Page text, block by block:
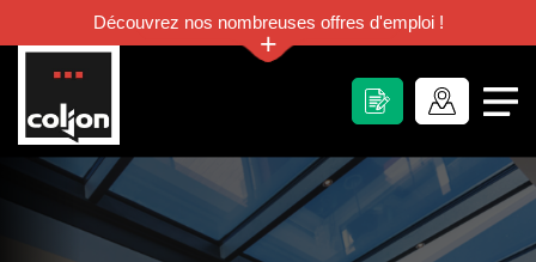
Découvrez nos nombreuses offres d'emploi !
+